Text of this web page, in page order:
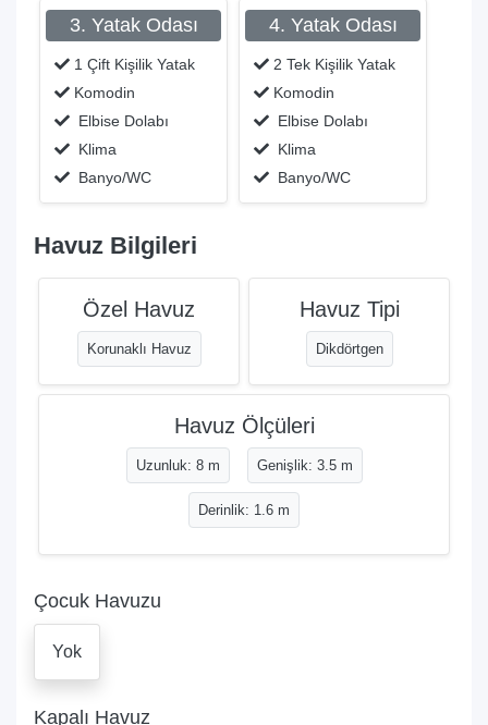
3. Yatak Odası
1 Çift Kişilik Yatak
Komodin
Elbise Dolabı
Klima
Banyo/WC
4. Yatak Odası
2 Tek Kişilik Yatak
Komodin
Elbise Dolabı
Klima
Banyo/WC
Havuz Bilgileri
Özel Havuz
Korunaklı Havuz
Havuz Tipi
Dikdörtgen
Havuz Ölçüleri
Uzunluk: 8 m Genişlik: 3.5 m
Derinlik: 1.6 m
Çocuk Havuzu
Yok
Kapalı Havuz